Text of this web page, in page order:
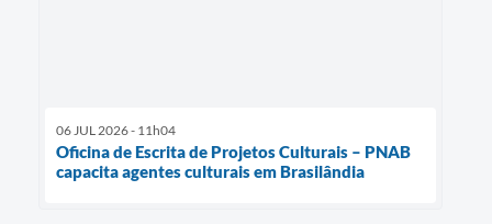
06 JUL 2026 - 11h04
Oficina de Escrita de Projetos Culturais – PNAB
capacita agentes culturais em Brasilândia